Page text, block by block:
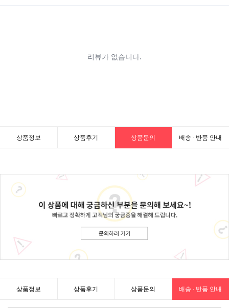
상품정보 상품후기 상품문의 배송 · 반품 안내
상품정보 상품후기 상품문의 배송 · 반품 안내